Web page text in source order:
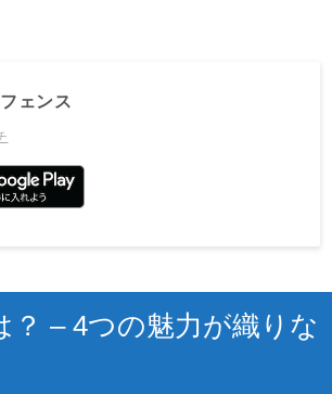
ェンス
– 4つの魅力が織りな